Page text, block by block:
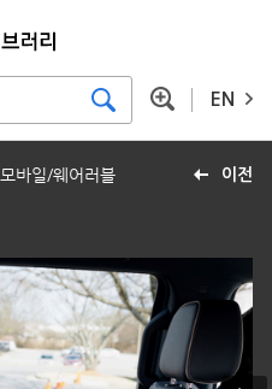
EN
이전
| 모바일/웨어러블